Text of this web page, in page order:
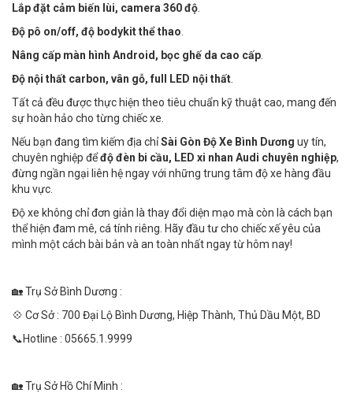
Lắp đặt cảm biến lùi, camera 360 độ
Độ pô on/off, độ bodykit thể thao
Nâng cấp màn hình Android, bọc ghế da cao cấp
Độ nội thất carbon, vân gỗ, full LED nội thất
Tất cả đều được thực hiện theo tiêu chuẩn kỹ thuật cao, mang đến
sự hoàn hảo cho từng chiếc xe.
Nếu bạn đang tìm kiếm địa chỉSài Gòn Độ Xe Bình Dương uy tín,
chuyên nghiệp đểđộ đèn bi cầu, LED xi nhan Audi chuyên nghiệp,
đừng ngần ngại liên hệ ngay với những trung tâm độ xe hàng đầu
khu vực.
Độ xe không chỉ đơn giản là thay đổi diện mạo mà còn là cách bạn
thể hiện đam mê, cá tính riêng. Hãy đầu tư cho chiếc xế yêu của
mình một cách bài bản và an toàn nhất ngay từ hôm nay!
🏡 Trụ Sở Bình Dương :
💠 Cơ Sở : 700 Đại Lộ Bình Dương, Hiệp Thành, Thủ Dầu Một, BD
📞Hotline : 05665.1.9999
🏡 Trụ Sở Hồ Chí Minh :